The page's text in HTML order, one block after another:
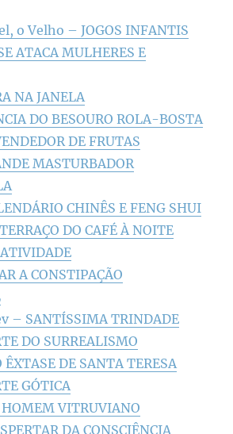
o Velho – JOGOS INFANTIS
ATACA MULHERES E
NA JANELA
DO BESOURO ROLA-BOSTA
DE FRUTAS
MASTURBADOR
CHINÊS E FENG SHUI
DO CAFÉ À NOITE
A CONSTIPAÇÃO
– SANTÍSSIMA TRINDADE
DO SURREALISMO
DE SANTA TERESA
GÓTICA
VITRUVIANO
DA CONSCIÊNCIA